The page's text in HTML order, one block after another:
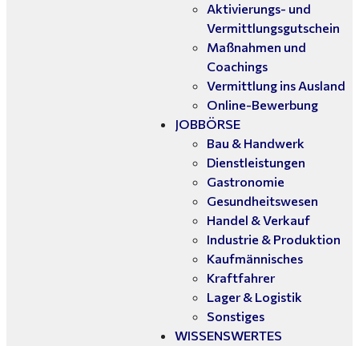
Aktivierungs- und
Vermittlungsgutschein
Maßnahmen und
Coachings
Vermittlung ins Ausland
Online-Bewerbung
JOBBÖRSE
Bau & Handwerk
Dienstleistungen
Gastronomie
Gesundheitswesen
Handel & Verkauf
Industrie & Produktion
Kaufmännisches
Kraftfahrer
Lager & Logistik
Sonstiges
WISSENSWERTES